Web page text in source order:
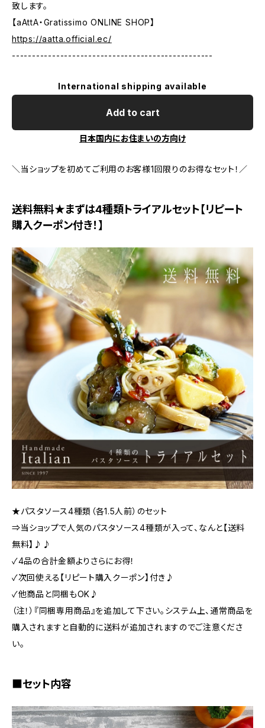
致します。
【aAttA・Gratissimo ONLINE SHOP】
https://aatta.official.ec/
--------------------------------------------------
International shipping available
Add to cart
日本国内にお住まいの方向け
＼当ショップを初めてご利用のお客様1回限りのお得なセット！／
送料無料★まずは4種類トライアルセット【リピート
購入クーポン付き！】
★パスタソース4種類（各1.5人前）のセット
⇒当ショップで人気のパスタソース4種類が入って、なんと【送料
無料】♪♪
✓4品の合計金額よりさらにお得！
✓次回使える【リピート購入クーポン】付き♪
✓他商品と同梱もOK♪
（注！）『同梱専用商品』を追加して下さい。システム上、通常商品を
購入されますと自動的に送料が追加されますのでご注意くださ
い。
■セット内容